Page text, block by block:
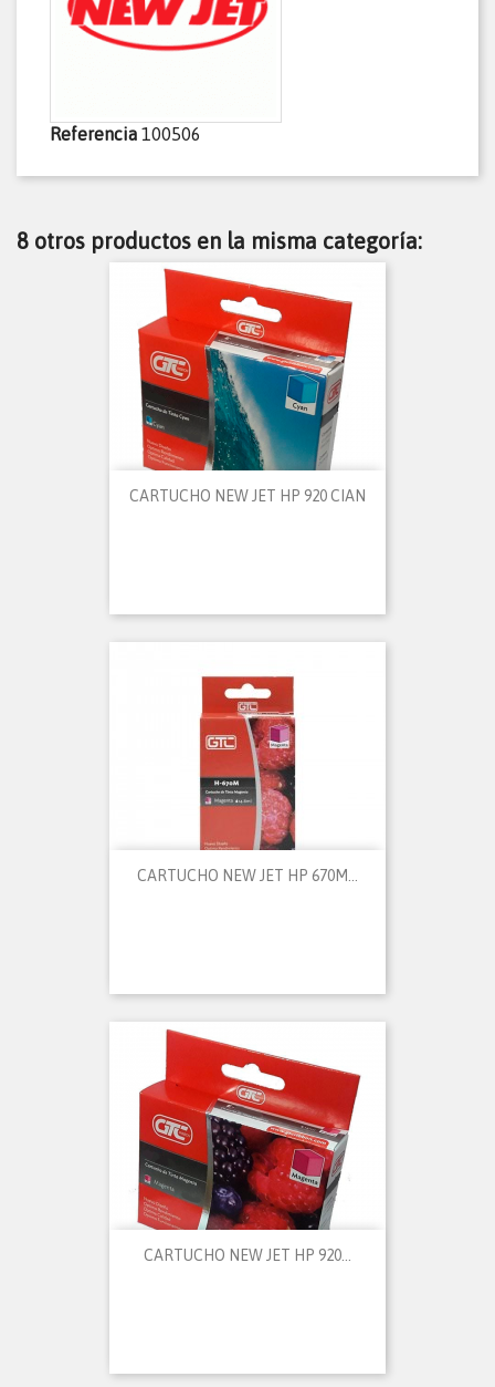
Referencia 100506
8 otros productos en la misma categoría:
CARTUCHO NEW JET HP 920 CIAN
CARTUCHO NEW JET HP 670M...
CARTUCHO NEW JET HP 920...